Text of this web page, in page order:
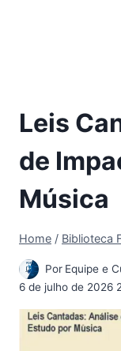
Leis
de
Música
Home / Biblioteca
Por Equipe e
6 de julho de 2026